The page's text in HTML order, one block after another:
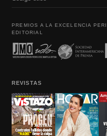
PREMIOS A LA EXCELENCIA
EDITORIAL
REVISTAS